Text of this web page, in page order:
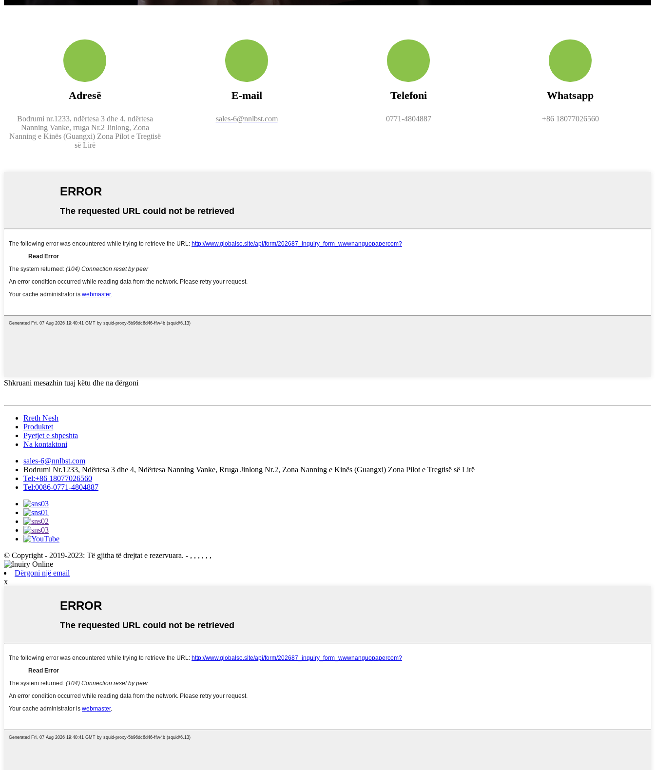
Adresë
Bodrumi nr.1233, ndërtesa 3 dhe 4, ndërtesa
Nanning Vanke, rruga Nr.2 Jinlong, Zona
Nanning e Kinës (Guangxi) Zona Pilot e Tregtisë
së Lirë
E-mail
sales-6@nnlbst.com
Telefoni
0771-4804887
Whatsapp
+86 18077026560
Shkruani mesazhin tuaj këtu dhe na dërgoni
Rreth Nesh
Produktet
Pyetjet e shpeshta
Na kontaktoni
sales-6@nnlbst.com
Bodrumi Nr.1233, Ndërtesa 3 dhe 4, Ndërtesa Nanning Vanke, Rruga Jinlong Nr.2, Zona Nanning e Kinës (Guangxi) Zona Pilot e Tregtisë së Lirë
Tel:+86 18077026560
Tel:0086-0771-4804887
© Copyright - 2019-2023: Të gjitha të drejtat e rezervuara. - , , , , , ,
Dërgoni një email
x